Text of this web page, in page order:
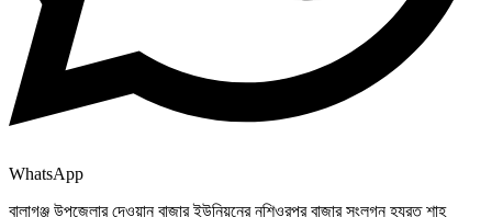
WhatsApp
বালাগঞ্জ উপজেলার দেওয়ান বাজার ইউনিয়নের নশিওরপুর বাজার সংলগ্ন হযরত শাহ